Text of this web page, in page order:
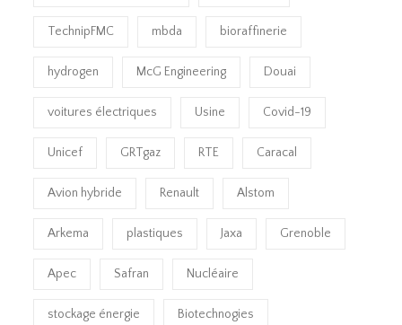
TechnipFMC mbda bioraffinerie
hydrogen McG Engineering Douai
voitures électriques Usine Covid-19
Unicef GRTgaz RTE Caracal
Avion hybride Renault Alstom
Arkema plastiques Jaxa Grenoble
Apec Safran Nucléaire
stockage énergie Biotechnogies